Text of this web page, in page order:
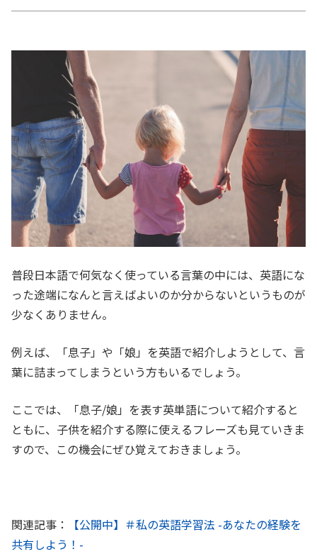
普段日本語で何気なく使っている言葉の中には、英語にな
った途端になんと言えばよいのか分からないというものが
少なくありません。
例えば、「息子」や「娘」を英語で紹介しようとして、言
葉に詰まってしまうという方もいるでしょう。
ここでは、「息子/娘」を表す英単語について紹介すると
ともに、子供を紹介する際に使えるフレーズも見ていきま
すので、この機会にぜひ覚えておきましょう。
関連記事：
【公開中】＃私の英語学習法 -あなたの経験を
共有しよう！-